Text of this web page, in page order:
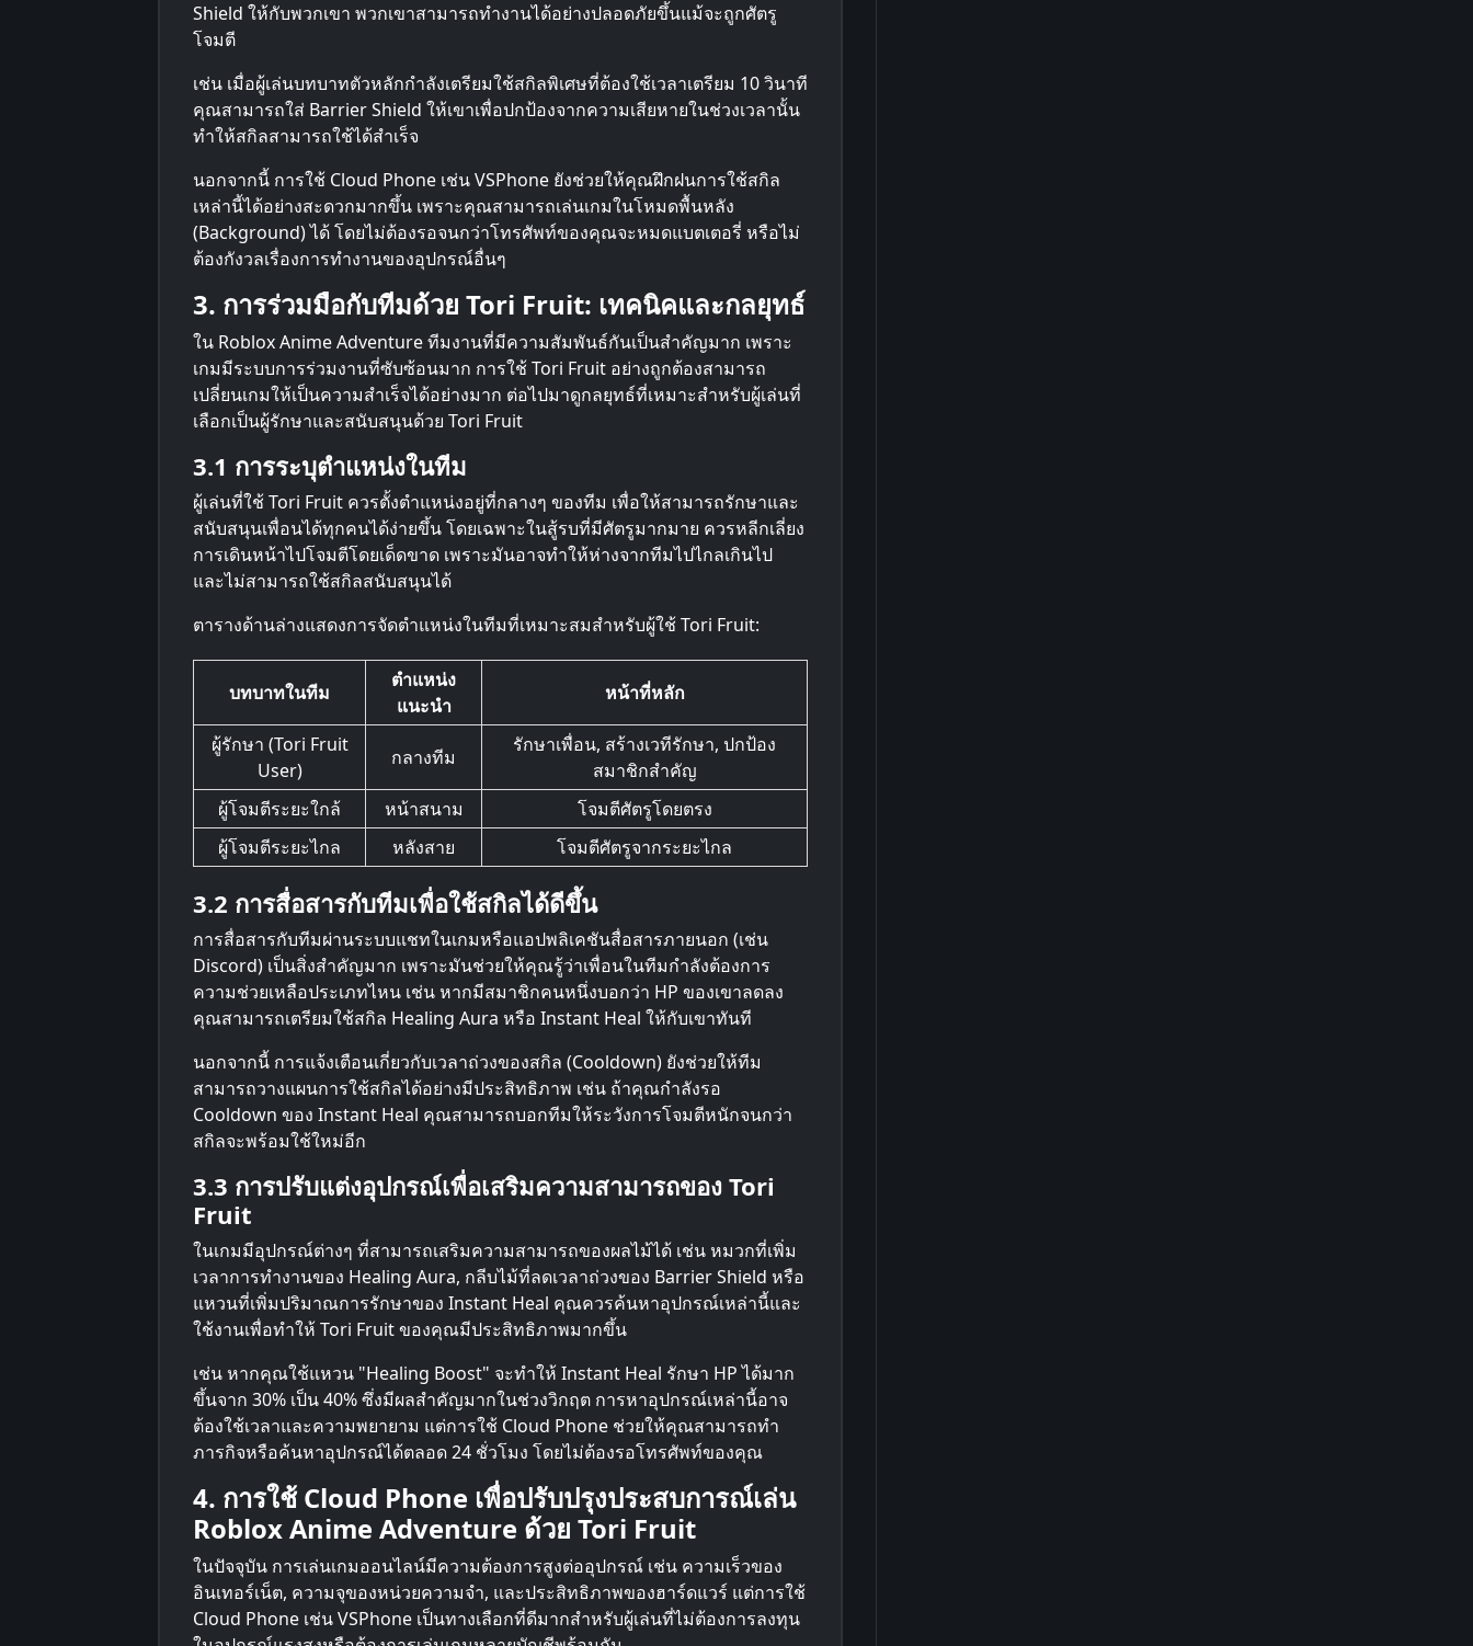
Shield ให้กับพวกเขา พวกเขาสามารถทำงานได้อย่างปลอดภัยขึ้นแม้จะถูกศัตรู
โจมตี
เช่น เมื่อผู้เล่นบทบาทตัวหลักกำลังเตรียมใช้สกิลพิเศษที่ต้องใช้เวลาเตรียม 10 วินาที
คุณสามารถใส่ Barrier Shield ให้เขาเพื่อปกป้องจากความเสียหายในช่วงเวลานั้น
ทำให้สกิลสามารถใช้ได้สำเร็จ
นอกจากนี้ การใช้ Cloud Phone เช่น VSPhone ยังช่วยให้คุณฝึกฝนการใช้สกิล
เหล่านี้ได้อย่างสะดวกมากขึ้น เพราะคุณสามารถเล่นเกมในโหมดพื้นหลัง
(Background) ได้ โดยไม่ต้องรอจนกว่าโทรศัพท์ของคุณจะหมดแบตเตอรี่ หรือไม่
ต้องกังวลเรื่องการทำงานของอุปกรณ์อื่นๆ
3. การร่วมมือกับทีมด้วย Tori Fruit: เทคนิคและกลยุทธ์
ใน Roblox Anime Adventure ทีมงานที่มีความสัมพันธ์กันเป็นสำคัญมาก เพราะ
เกมมีระบบการร่วมงานที่ซับซ้อนมาก การใช้ Tori Fruit อย่างถูกต้องสามารถ
เปลี่ยนเกมให้เป็นความสำเร็จได้อย่างมาก ต่อไปมาดูกลยุทธ์ที่เหมาะสำหรับผู้เล่นที่
เลือกเป็นผู้รักษาและสนับสนุนด้วย Tori Fruit
3.1 การระบุตำแหน่งในทีม
ผู้เล่นที่ใช้ Tori Fruit ควรตั้งตำแหน่งอยู่ที่กลางๆ ของทีม เพื่อให้สามารถรักษาและ
สนับสนุนเพื่อนได้ทุกคนได้ง่ายขึ้น โดยเฉพาะในสู้รบที่มีศัตรูมากมาย ควรหลีกเลี่ยง
การเดินหน้าไปโจมตีโดยเด็ดขาด เพราะมันอาจทำให้ห่างจากทีมไปไกลเกินไป
และไม่สามารถใช้สกิลสนับสนุนได้
ตารางด้านล่างแสดงการจัดตำแหน่งในทีมที่เหมาะสมสำหรับผู้ใช้ Tori Fruit:
บทบาทในทีม
ตำแหน่ง
แนะนำ
หน้าที่หลัก
ผู้รักษา (Tori Fruit
User)
กลางทีม
รักษาเพื่อน, สร้างเวทีรักษา, ปกป้อง
สมาชิกสำคัญ
ผู้โจมตีระยะใกล้
หน้าสนาม
โจมตีศัตรูโดยตรง
ผู้โจมตีระยะไกล
หลังสาย โจมตีศัตรูจากระยะไกล
3.2 การสื่อสารกับทีมเพื่อใช้สกิลได้ดีขึ้น
การสื่อสารกับทีมผ่านระบบแชทในเกมหรือแอปพลิเคชันสื่อสารภายนอก (เช่น
Discord) เป็นสิ่งสำคัญมาก เพราะมันช่วยให้คุณรู้ว่าเพื่อนในทีมกำลังต้องการ
ความช่วยเหลือประเภทไหน เช่น หากมีสมาชิกคนหนึ่งบอกว่า HP ของเขาลดลง
คุณสามารถเตรียมใช้สกิล Healing Aura หรือ Instant Heal ให้กับเขาทันที
นอกจากนี้ การแจ้งเตือนเกี่ยวกับเวลาถ่วงของสกิล (Cooldown) ยังช่วยให้ทีม
สามารถวางแผนการใช้สกิลได้อย่างมีประสิทธิภาพ เช่น ถ้าคุณกำลังรอ
Cooldown ของ Instant Heal คุณสามารถบอกทีมให้ระวังการโจมตีหนักจนกว่า
สกิลจะพร้อมใช้ใหม่อีก
3.3 การปรับแต่งอุปกรณ์เพื่อเสริมความสามารถของ Tori
Fruit
ในเกมมีอุปกรณ์ต่างๆ ที่สามารถเสริมความสามารถของผลไม้ได้ เช่น หมวกที่เพิ่ม
เวลาการทำงานของ Healing Aura, กลีบไม้ที่ลดเวลาถ่วงของ Barrier Shield หรือ
แหวนที่เพิ่มปริมาณการรักษาของ Instant Heal คุณควรค้นหาอุปกรณ์เหล่านี้และ
ใช้งานเพื่อทำให้ Tori Fruit ของคุณมีประสิทธิภาพมากขึ้น
เช่น หากคุณใช้แหวน "Healing Boost" จะทำให้ Instant Heal รักษา HP ได้มาก
ขึ้นจาก 30% เป็น 40% ซึ่งมีผลสำคัญมากในช่วงวิกฤต การหาอุปกรณ์เหล่านี้อาจ
ต้องใช้เวลาและความพยายาม แต่การใช้ Cloud Phone ช่วยให้คุณสามารถทำ
ภารกิจหรือค้นหาอุปกรณ์ได้ตลอด 24 ชั่วโมง โดยไม่ต้องรอโทรศัพท์ของคุณ
4. การใช้ Cloud Phone เพื่อปรับปรุงประสบการณ์เล่น
Roblox Anime Adventure ด้วย Tori Fruit
ในปัจจุบัน การเล่นเกมออนไลน์มีความต้องการสูงต่ออุปกรณ์ เช่น ความเร็วของ
อินเทอร์เน็ต, ความจุของหน่วยความจำ, และประสิทธิภาพของฮาร์ดแวร์ แต่การใช้
Cloud Phone เช่น VSPhone เป็นทางเลือกที่ดีมากสำหรับผู้เล่นที่ไม่ต้องการลงทุน